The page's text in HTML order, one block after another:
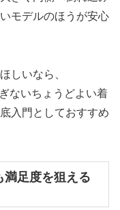
モデルのほうが安心
しいなら、
ないちょうどよい着
入門としておすすめ
足度を狙える